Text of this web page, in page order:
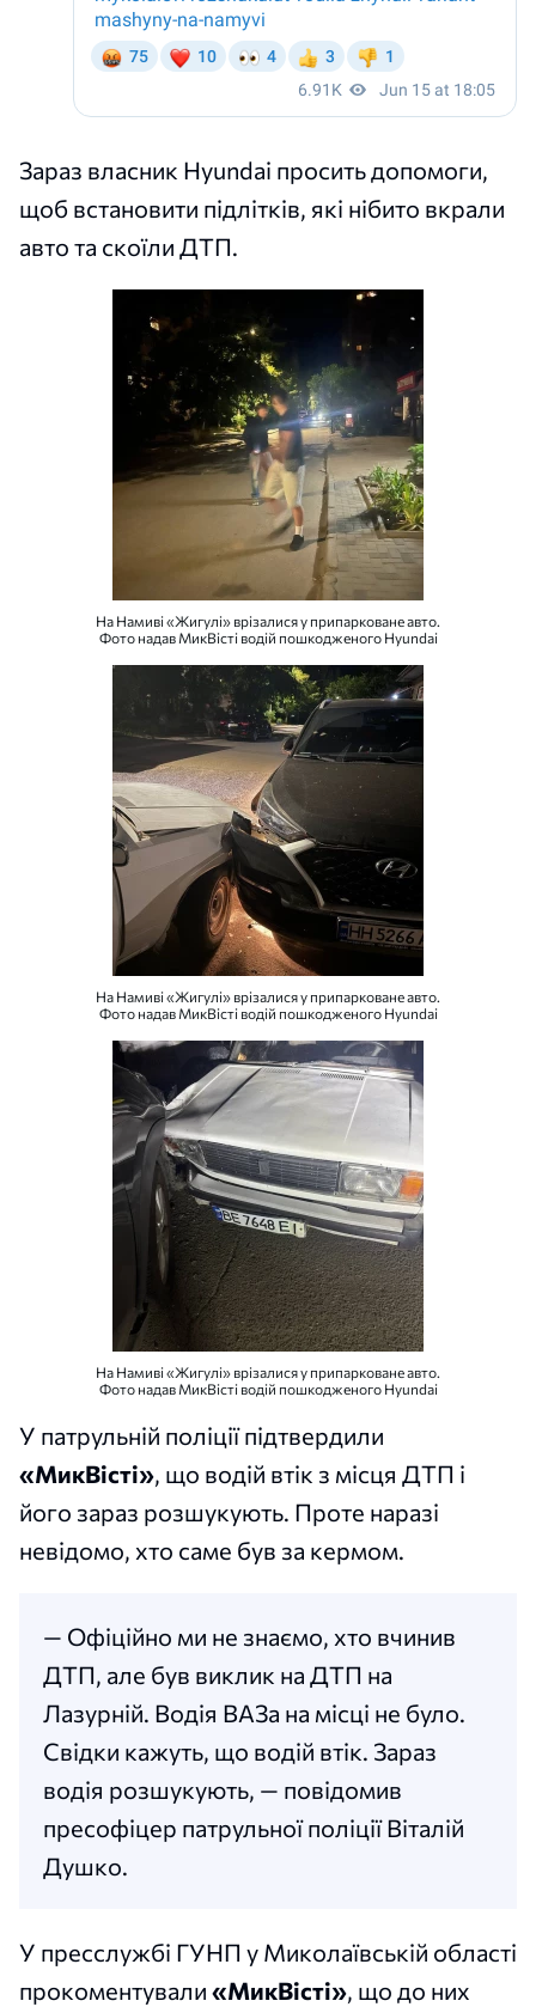
Зараз власник Hyundai просить допомоги,
щоб встановити підлітків, які нібито вкрали
авто та скоїли ДТП.
На Намиві «Жигулі» врізалися у припарковане авто.
Фото надав МикВісті водій пошкодженого Hyundai
На Намиві «Жигулі» врізалися у припарковане авто.
Фото надав МикВісті водій пошкодженого Hyundai
На Намиві «Жигулі» врізалися у припарковане авто.
Фото надав МикВісті водій пошкодженого Hyundai
У патрульній поліції підтвердили
«МикВісті», що водій втік з місця ДТП і
його зараз розшукують. Проте наразі
невідомо, хто саме був за кермом.
— Офіційно ми не знаємо, хто вчинив
ДТП, але був виклик на ДТП на
Лазурній. Водія ВАЗа на місці не було.
Свідки кажуть, що водій втік. Зараз
водія розшукують, — повідомив
пресофіцер патрульної поліції Віталій
Душко.
У пресслужбі ГУНП у Миколаївській області
прокоментували «МикВісті», що до них